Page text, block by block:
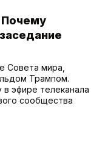
Почему
Совета мира,
Трампом.
эфире телеканала
сообщества